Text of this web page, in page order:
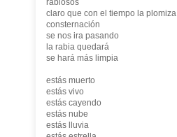
rabiosos
claro que con el tiempo la plomiza
consternación
se nos ira pasando
la rabia quedará
se hará más limpia
estás muerto
estás vivo
estás cayendo
estás nube
estás lluvia